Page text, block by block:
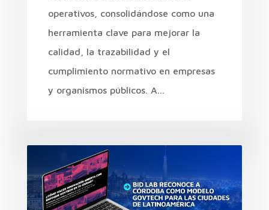
operativos, consolidándose como una
herramienta clave para mejorar la
calidad, la trazabilidad y el
cumplimiento normativo en empresas
y organismos públicos. A...